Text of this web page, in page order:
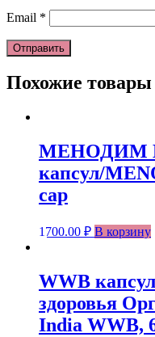
Email *
Похожие товары
МЕНОДИМ
капсул/
cap
1700.00 ₽ В корзину
WWB
здоровья
India WWB,